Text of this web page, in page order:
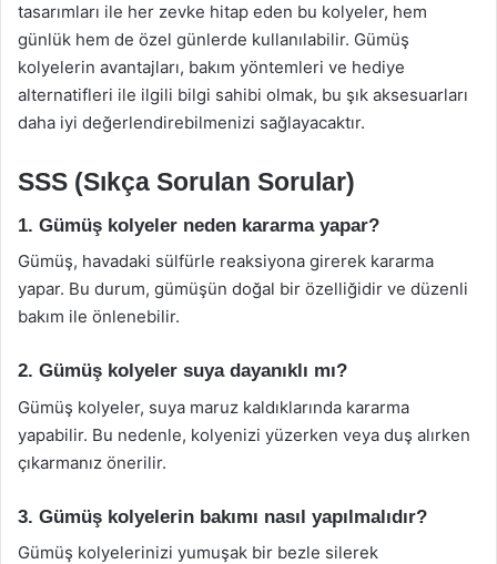
tasarımları ile her zevke hitap eden bu kolyeler, hem
günlük hem de özel günlerde kullanılabilir. Gümüş
kolyelerin avantajları, bakım yöntemleri ve hediye
alternatifleri ile ilgili bilgi sahibi olmak, bu şık aksesuarları
daha iyi değerlendirebilmenizi sağlayacaktır.
SSS (Sıkça Sorulan Sorular)
1. Gümüş kolyeler neden kararma yapar?
Gümüş, havadaki sülfürle reaksiyona girerek kararma
yapar. Bu durum, gümüşün doğal bir özelliğidir ve düzenli
bakım ile önlenebilir.
2. Gümüş kolyeler suya dayanıklı mı?
Gümüş kolyeler, suya maruz kaldıklarında kararma
yapabilir. Bu nedenle, kolyenizi yüzerken veya duş alırken
çıkarmanız önerilir.
3. Gümüş kolyelerin bakımı nasıl yapılmalıdır?
Gümüş kolyelerinizi yumuşak bir bezle silerek